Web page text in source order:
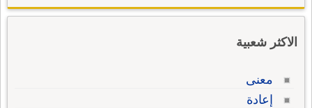
الاكثر شعبية
معنى
إعادة